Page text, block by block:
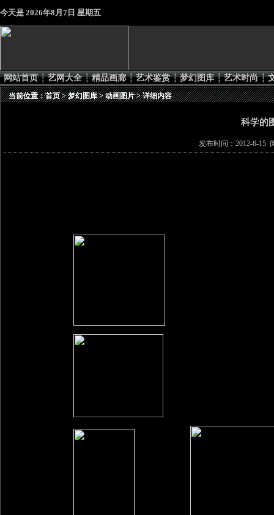
今天是 2026年8月7日 星期五
网站首页 ┆ 艺网大全 ┆ 精品画廊 ┆ 艺术鉴赏 ┆ 梦幻图库 ┆ 艺术时尚 ┆
当前位置：首页>梦幻图库>动画图片> 详细内容
科学的
发布时间：2012-6-15